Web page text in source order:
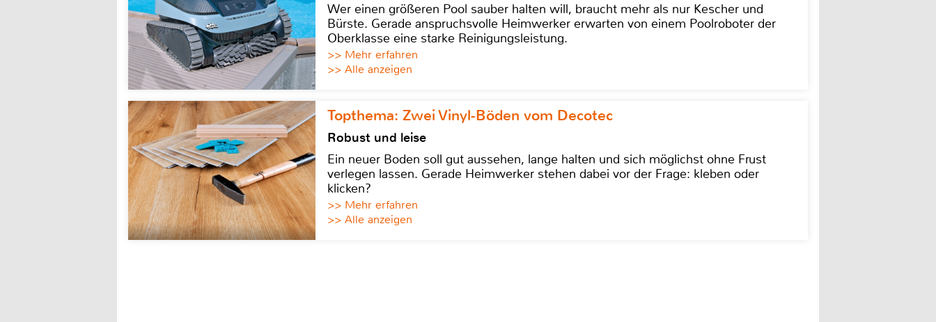
Wer einen größeren Pool sauber halten will, braucht mehr als nur Kescher und
Bürste. Gerade anspruchsvolle Heimwerker erwarten von einem Poolroboter der
Oberklasse eine starke Reinigungsleistung.
>> Mehr erfahren
>> Alle anzeigen
Topthema: Zwei Vinyl-Böden vom Decotec
Robust und leise
Ein neuer Boden soll gut aussehen, lange halten und sich möglichst ohne Frust
verlegen lassen. Gerade Heimwerker stehen dabei vor der Frage: kleben oder
klicken?
>> Mehr erfahren
>> Alle anzeigen